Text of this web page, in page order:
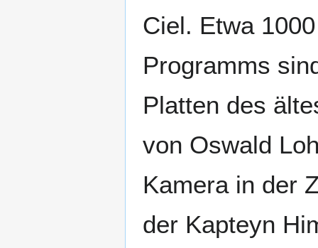
Ciel. Etwa
Programms
Platten des
von Oswald
Kamera in der
der Kapteyn